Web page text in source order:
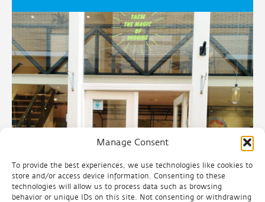
Manage Consent
To provide the best experiences, we use technologies like cookies to
store and/or access device information. Consenting to these
technologies will allow us to process data such as browsing
behavior or unique IDs on this site. Not consenting or withdrawing